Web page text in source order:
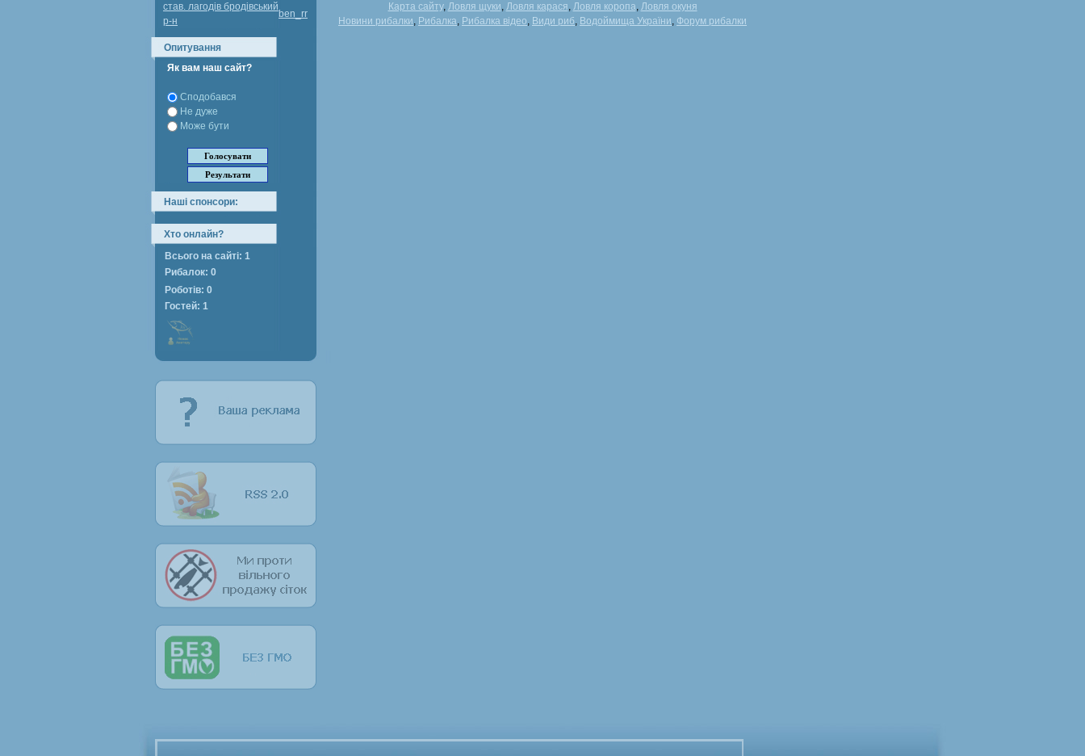
став. лагодів бродівський
р-н
ben_rr
Опитування
Як вам наш сайт?
Сподобався
Не дуже
Може бути
Наші спонсори:
Хто онлайн?
Всього на сайті: 1
Рибалок: 0
Роботів: 0
Гостей: 1
Карта сайту, Ловля щуки, Ловля карася, Ловля коропа, Ловля окуня
Новини рибалки, Рибалка, Рибалка відео, Види риб, Водоймища України, Форум рибалки